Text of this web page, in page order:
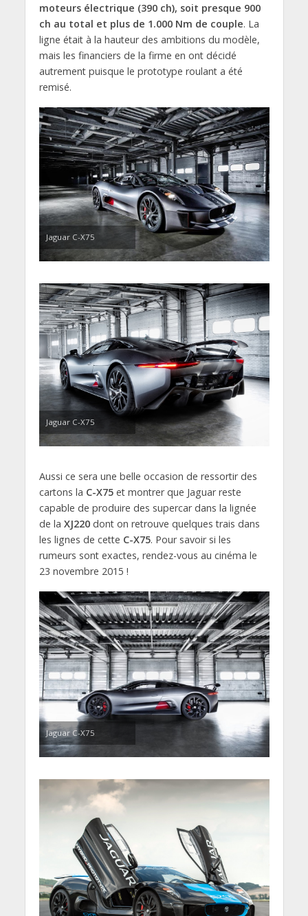
moteurs électrique (390 ch), soit presque 900
ch au total et plus de 1.000 Nm de couple. La
ligne était à la hauteur des ambitions du modèle,
mais les financiers de la firme en ont décidé
autrement puisque le prototype roulant a été
remisé.
Jaguar C-X75
Jaguar C-X75
Aussi ce sera une belle occasion de ressortir des
cartons la C-X75et montrer que Jaguar reste
capable de produire des supercar dans la lignée
de la XJ220dont on retrouve quelques trais dans
les lignes de cette C-X75. Pour savoir si les
rumeurs sont exactes, rendez-vous au cinéma le
23 novembre 2015 !
Jaguar C-X75